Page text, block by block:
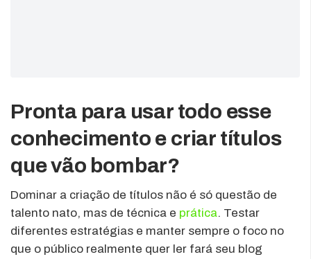
Pronta para usar todo esse
conhecimento e criar títulos
que vão bombar?
Dominar a criação de títulos não é só questão de
talento nato, mas de técnica e prática. Testar
diferentes estratégias e manter sempre o foco no
que o público realmente quer ler fará seu blog